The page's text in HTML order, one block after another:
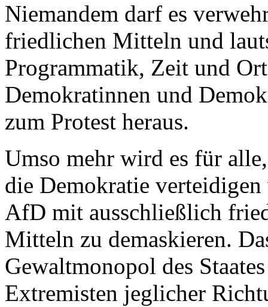
Niemandem darf es
friedlichen Mitteln und
Programmatik, Zeit und
Demokratinnen und
zum Protest heraus.
Umso mehr wird es für
die Demokratie
AfD mit ausschließlich
Mitteln zu demaskieren.
Gewaltmonopol des
Extremisten jeglicher